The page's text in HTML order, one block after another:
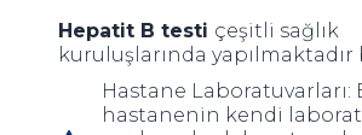
Hepatit B testi çeşitli sağlık
kuruluşlarında yapılmaktadır
Hastane Laboratuvarları:
hastanenin kendi